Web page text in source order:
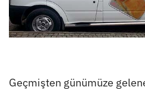
Geçmişten günümüze